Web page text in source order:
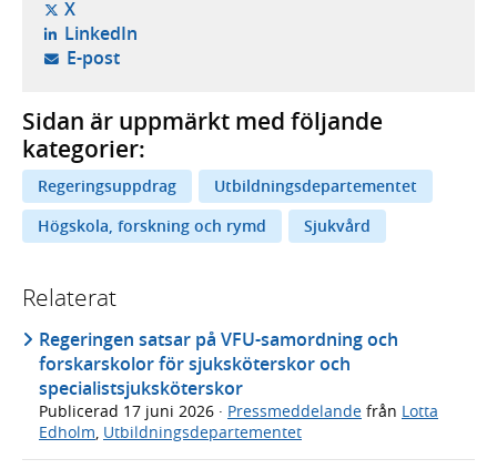
X- öppnas i ny flik, extern webbplats,
LinkedIn- öppnas i ny flik, extern webbplats,
E-post- öppnar din e-postklient,
Sidan är uppmärkt med följande
kategorier:
Regeringsuppdrag
Utbildningsdepartementet
Högskola, forskning och rymd
Sjukvård
Relaterat
Regeringen satsar på VFU-samordning och
forskarskolor för sjuksköterskor och
specialistsjuksköterskor
Publicerad 17 juni 2026 · Pressmeddelande från Lotta
Edholm, Utbildningsdepartementet